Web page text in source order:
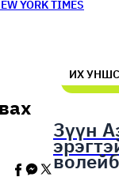
YORK TIMES
ИХ
Зүүн